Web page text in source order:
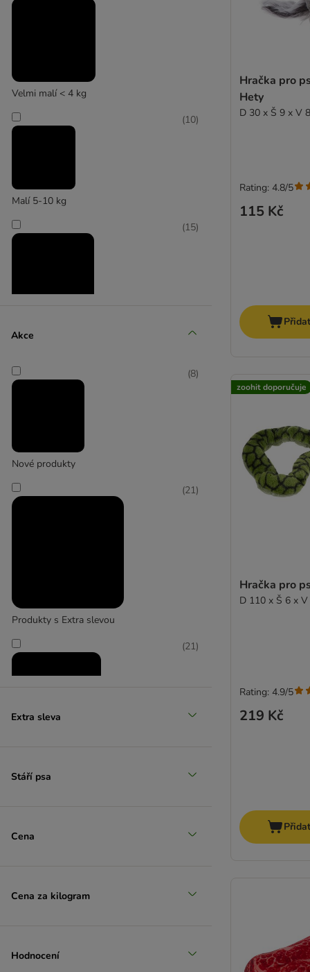
Velmi malí < 4 kg
Malí 5-10 kg
(10)
(15)
Akce
Nové produkty
(8)
Produkty s Extra slevou
(21)
(21)
(6
Extra sleva
Stáří psa
Cena
Cena za kilogram
Hodnocení
Hračka pro
Hety
D 30 x Š 9 x V
115 Kč
Rating: 4.8/5
zoohit doporučuje
Hračka pro
D 110 x Š 6 x V
219 Kč
Rating: 4.9/5